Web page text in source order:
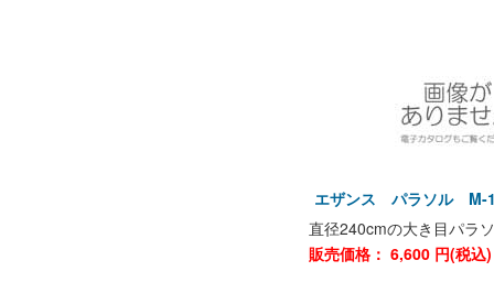
エザンス パラソル M-
直径240cmの大き目パラ
販売価格： 6,600 円(税